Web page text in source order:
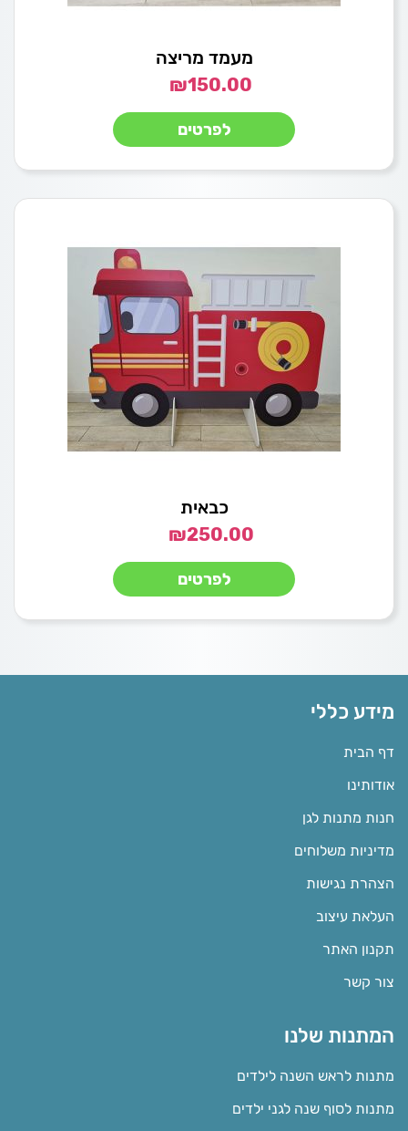
מעמד מריצה
₪150.00
לפרטים
כבאית
₪250.00
לפרטים
מידע כללי
דף הבית
אודותינו
חנות מתנות לגן
מדיניות משלוחים
הצהרת נגישות
העלאת עיצוב
תקנון האתר
צור קשר
המתנות שלנו
מתנות לראש השנה לילדים
מתנות לסוף שנה לגני ילדים